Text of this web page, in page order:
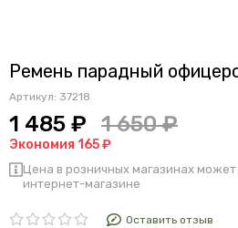
Ремень парадный
Артикул: 37218
1 485 ₽ 1 650 ₽
Экономия 165 ₽
Цена в розничных магазинах может
интернет-магазине
Оставить отзыв